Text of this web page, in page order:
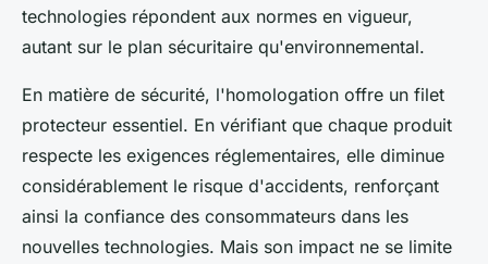
technologies répondent aux normes en vigueur,
autant sur le plan sécuritaire qu'environnemental.
En matière de sécurité, l'homologation offre un filet
protecteur essentiel. En vérifiant que chaque produit
respecte les exigences réglementaires, elle diminue
considérablement le risque d'accidents, renforçant
ainsi la confiance des consommateurs dans les
nouvelles technologies. Mais son impact ne se limite